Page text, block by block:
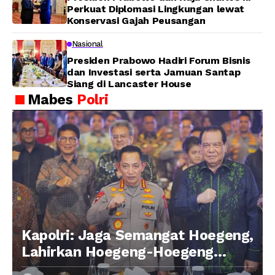
Perkuat Diplomasi Lingkungan lewat
Konservasi Gajah Peusangan
Nasional
Presiden Prabowo Hadiri Forum Bisnis
dan Investasi serta Jamuan Santap
Siang di Lancaster House
Mabes Polri
Kapolri: Jaga Semangat Hoegeng,
Lahirkan Hoegeng-Hoegeng
Berikutnya